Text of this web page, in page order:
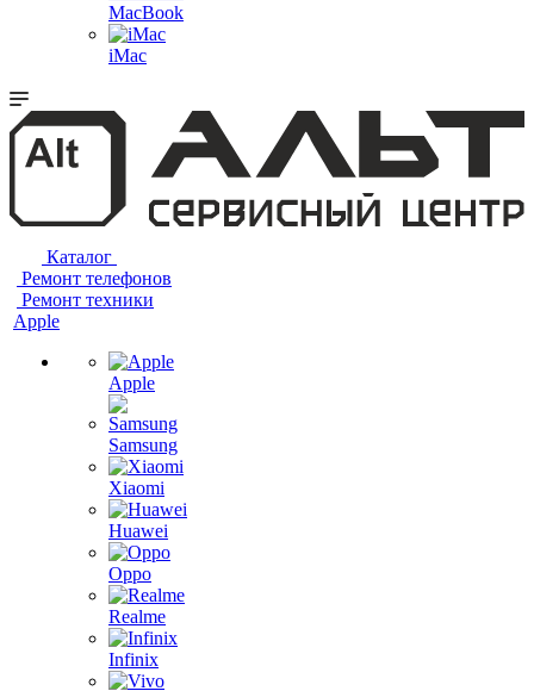
MacBook
iMac
Каталог
Ремонт телефонов
Ремонт техники
Apple
Apple
Samsung
Xiaomi
Huawei
Oppo
Realme
Infinix